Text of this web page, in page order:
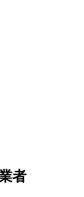
者